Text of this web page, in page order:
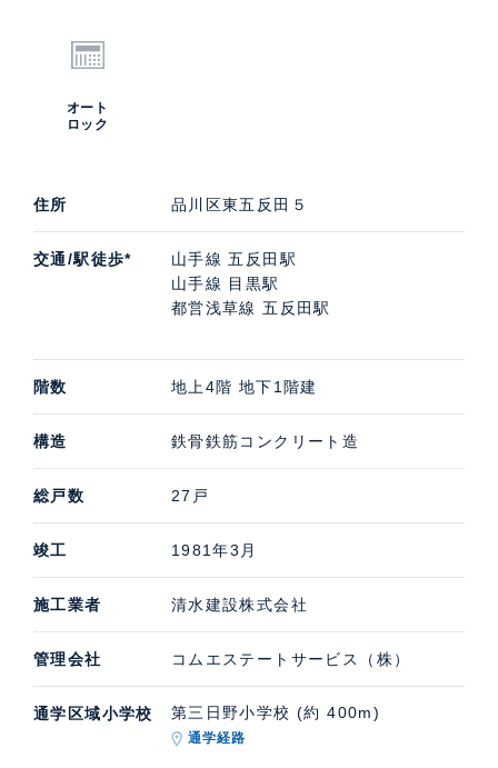
オート
ロック
住所 品川区東五反田５
交通/駅徒歩*
山手線 五反田駅
山手線 目黒駅
都営浅草線 五反田駅
階数 地上4階 地下1階建
構造 鉄骨鉄筋コンクリート造
総戸数 27戸
竣工 1981年3月
施工業者 清水建設株式会社
管理会社 コムエステートサービス（株）
通学区域小学校 第三日野小学校 (約 400m)
通学経路